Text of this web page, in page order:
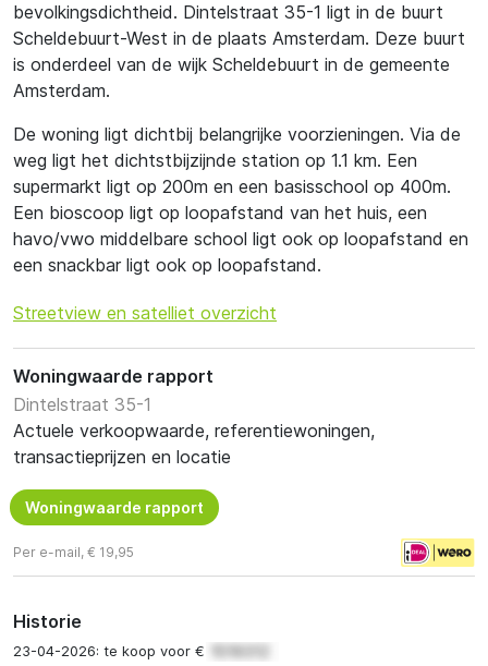
bevolkingsdichtheid. Dintelstraat 35-1 ligt in de buurt
Scheldebuurt-West in de plaats Amsterdam. Deze buurt
is onderdeel van de wijk Scheldebuurt in de gemeente
Amsterdam.
De woning ligt dichtbij belangrijke voorzieningen. Via de
weg ligt het dichtstbijzijnde station op 1.1 km. Een
supermarkt ligt op 200m en een basisschool op 400m.
Een bioscoop ligt op loopafstand van het huis, een
havo/vwo middelbare school ligt ook op loopafstand en
een snackbar ligt ook op loopafstand.
Streetview en satelliet overzicht
Woningwaarde rapport
Dintelstraat 35-1
Actuele verkoopwaarde, referentiewoningen,
transactieprijzen en locatie
Woningwaarde rapport
Per e-mail, € 19,95
Historie
23-04-2026: te koop voor €